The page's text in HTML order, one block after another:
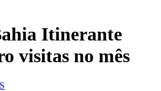
Itinerante
visitas no mês